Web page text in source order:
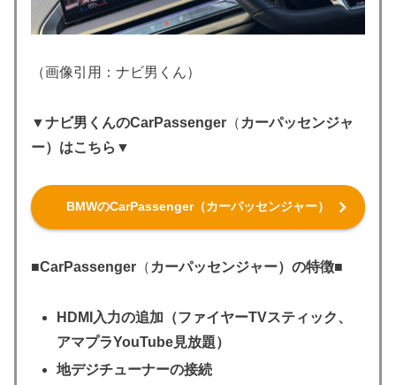
（画像引用：ナビ男くん）
▼ナビ男くんのCarPassenger （ カーパッセンジャ
ー）はこちら▼
BMWのCarPassenger（カーパッセンジャー）
■CarPassenger （ カーパッセンジャー）の特徴■
HDMI入力の追加（ファイヤーTVスティック、
アマプラYouTube見放題）
地デジチューナーの接続